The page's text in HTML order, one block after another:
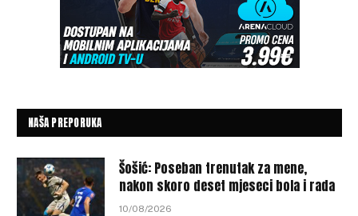
NAŠA PREPORUKA
Šošić: Poseban trenutak za mene,
nakon skoro deset mjeseci bola i rada
10/08/2026